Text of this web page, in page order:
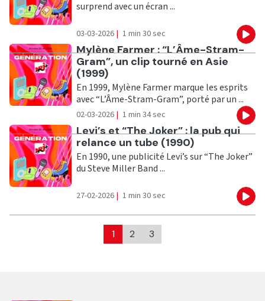
surprend avec un écran ...
03-03-2026 | 1 min 30 sec
Ecouter
Mylène Farmer : “L’Âme-Stram-
Gram”, un clip tourné en Asie
(1999)
En 1999, Mylène Farmer marque les esprits
avec “L’Âme-Stram-Gram”, porté par un ...
02-03-2026 | 1 min 34 sec
Ecouter
Levi’s et “The Joker” : la pub qui
relance un tube (1990)
En 1990, une publicité Levi’s sur “The Joker”
du Steve Miller Band ...
27-02-2026 | 1 min 30 sec
1 2 3